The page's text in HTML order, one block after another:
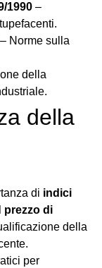
1990 –
– Norme sulla
della
della
di indici
prezzo di
della
per